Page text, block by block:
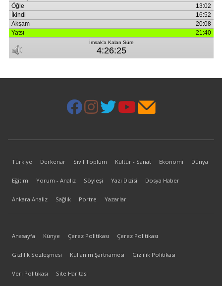
Türkiye Derkenar Sivil Toplum Kültür - Sanat Ekonomi Dünya
Eğitim Yorum - Analiz Söyleşi Yazı Dizisi Dosya Haber
Ankara Analiz Sağlık Portre Yazarlar
Anasayfa Künye Çerez Politikası Çerez Politikası
Gizlilik Sözleşmesi Kullanım Şartnamesi Gizlilik Politikası
Veri Politikası Site Haritası